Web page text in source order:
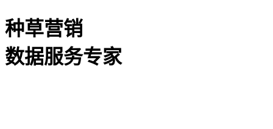
种草营销
数据服务专家